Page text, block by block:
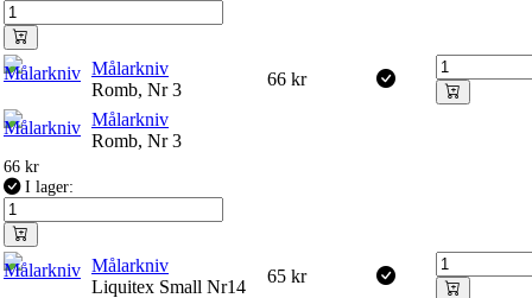
Målarkniv
Romb, Nr 3
66 kr
Målarkniv
Romb, Nr 3
66 kr
I lager:
Målarkniv
Liquitex Small Nr14
65 kr